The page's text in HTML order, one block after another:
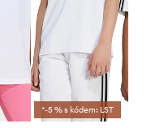
*-5 % s kódem: LST